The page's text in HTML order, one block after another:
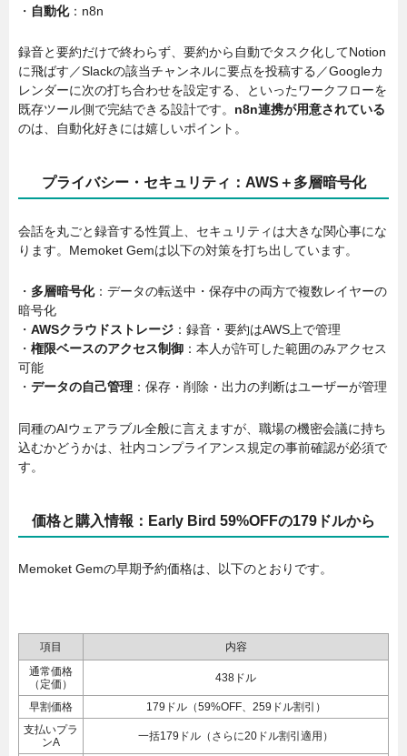
・ 自動化：n8n
録音と要約だけで終わらず、要約から自動でタスク化してNotion
に飛ばす／Slackの該当チャンネルに要点を投稿する／Googleカ
レンダーに次の打ち合わせを設定する、といったワークフローを
既存ツール側で完結できる設計です。 n8n連携が用意されている
のは、自動化好きには嬉しいポイント。
プライバシー・セキュリティ：AWS＋多層暗号化
会話を丸ごと録音する性質上、セキュリティは大きな関心事にな
ります。Memoket Gemは以下の対策を打ち出しています。
・ 多層暗号化：データの転送中・保存中の両方で複数レイヤーの
暗号化
・ AWSクラウドストレージ ：録音・要約はAWS上で管理
・ 権限ベースのアクセス制御 ：本人が許可した範囲のみアクセス
可能
・ データの自己管理 ：保存・削除・出力の判断はユーザーが管理
同種のAIウェアラブル全般に言えますが、職場の機密会議に持ち
込むかどうかは、社内コンプライアンス規定の事前確認が必須で
す。
価格と購入情報：Early Bird 59%OFFの179ドルから
Memoket Gemの早期予約価格は、以下のとおりです。
項目
内容
通常価格
（定価）
438ドル
早割価格
179ドル（59%OFF、259ドル割引）
支払いプラ
ンA
一括179ドル（さらに20ドル割引適用）